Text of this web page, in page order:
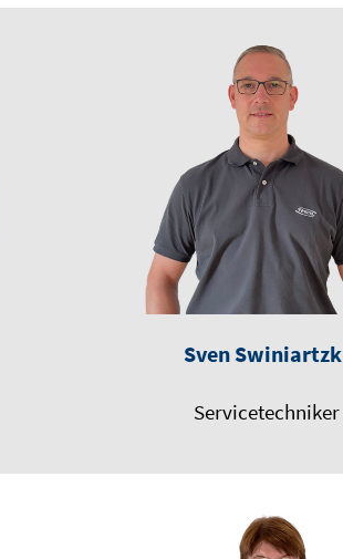
Sven
Servicetechniker